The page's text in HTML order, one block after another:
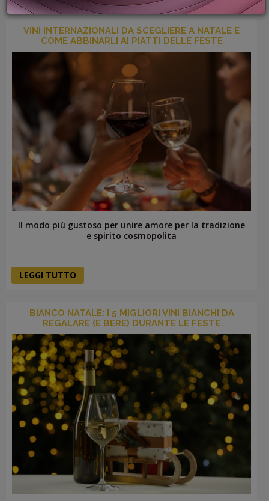
GIFT
CARD
BLOG
VINI INTERNAZIONALI DA SCEGLIERE A NATALE E
COME ABBINARLI AI PIATTI DELLE FESTE
Il modo più gustoso per unire amore per la tradizione
e spirito cosmopolita
LEGGI TUTTO
BIANCO NATALE: I 5 MIGLIORI VINI BIANCHI DA
REGALARE (E BERE) DURANTE LE FESTE